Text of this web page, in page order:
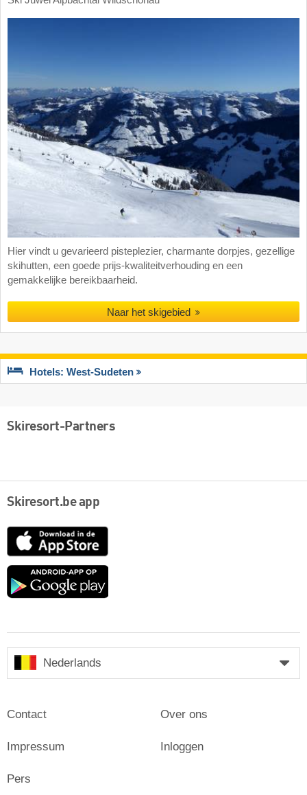
Hier vindt u gevarieerd pisteplezier, charmante dorpjes, gezellige
skihutten, een goede prijs-kwaliteitverhouding en een
gemakkelijke bereikbaarheid.
Naar het skigebied
Hotels: West-Sudeten
Skiresort-Partners
Skiresort.be app
App
Google
Nederlands
Contact
Impressum
Pers
Over ons
Inloggen